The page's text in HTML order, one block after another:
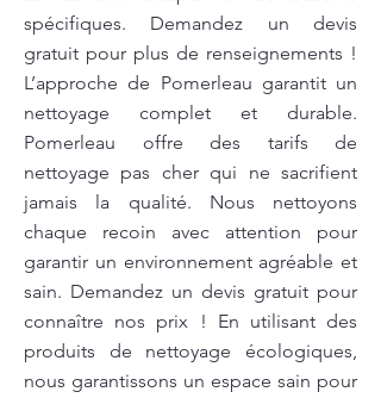
spécifiques. Demandez un devis
gratuit pour plus de renseignements !
L’approche de Pomerleau garantit un
nettoyage complet et durable.
Pomerleau offre des tarifs de
nettoyage pas cher qui ne sacrifient
jamais la qualité. Nous nettoyons
chaque recoin avec attention pour
garantir un environnement agréable et
sain. Demandez un devis gratuit pour
connaître nos prix ! En utilisant des
produits de nettoyage écologiques,
nous garantissons un espace sain pour